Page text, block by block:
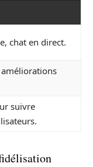
chat en direct.
suivre